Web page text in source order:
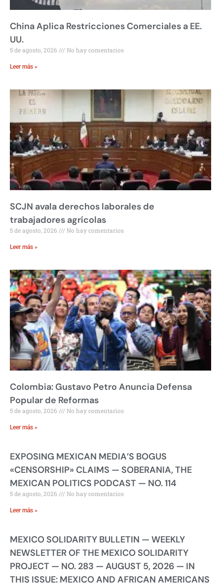
China Aplica Restricciones Comerciales a EE.
UU.
5 de agosto, 2026 No hay comentarios
Leer más »
SCJN avala derechos laborales de
trabajadores agrícolas
5 de agosto, 2026 No hay comentarios
Leer más »
Colombia: Gustavo Petro Anuncia Defensa
Popular de Reformas
5 de agosto, 2026 No hay comentarios
Leer más »
EXPOSING MEXICAN MEDIA’S BOGUS
«CENSORSHIP» CLAIMS — SOBERANIA, THE
MEXICAN POLITICS PODCAST — NO. 114
5 de agosto, 2026 No hay comentarios
Leer más »
MEXICO SOLIDARITY BULLETIN — WEEKLY
NEWSLETTER OF THE MEXICO SOLIDARITY
PROJECT — NO. 283 — AUGUST 5, 2026 — IN
THIS ISSUE: MEXICO AND AFRICAN AMERICANS